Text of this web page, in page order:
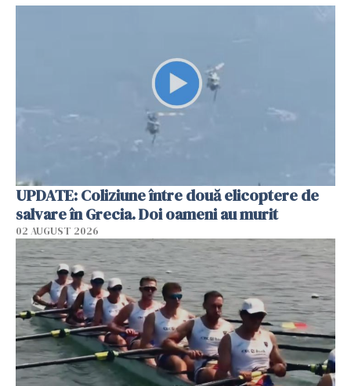
UPDATE: Coliziune între două elicoptere de
salvare în Grecia. Doi oameni au murit
02 AUGUST 2026